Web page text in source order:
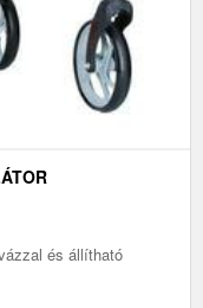
és állítható